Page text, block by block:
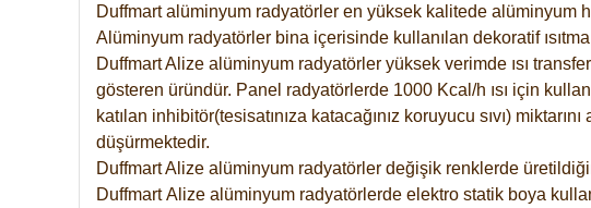
Duffmart alüminyum radyatörler en yüksek kalitede alüminyum
Alüminyum radyatörler bina içerisinde kullanılan dekoratif
Duffmart Alize alüminyum radyatörler yüksek verimde ısı
gösteren üründür. Panel radyatörlerde 1000 Kcal/h ısı için
katılan inhibitör(tesisatınıza katacağınız koruyucu sıvı)
düşürmektedir.
Duffmart Alize alüminyum radyatörler değişik renklerde
DuffmartAlize alüminyum radyatörlerde elektro statik boya